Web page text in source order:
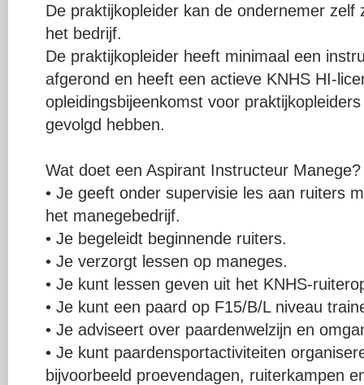
De praktijkopleider kan de ondernemer zelf
het bedrijf.
De praktijkopleider heeft minimaal een
afgerond en heeft een actieve KNHS HI-
opleidingsbijeenkomst voor
gevolgd hebben.
Wat doet een Aspirant Instructeur Manege?
• Je geeft onder supervisie les aan ruiters
het manegebedrijf.
• Je begeleidt beginnende ruiters.
• Je verzorgt lessen op maneges.
• Je kunt lessen geven uit het KNHS-
• Je kunt een paard op F15/B/L niveau
• Je adviseert over paardenwelzijn en
• Je kunt paardensportactiviteiten
bijvoorbeeld proevendagen, ruiterkampen